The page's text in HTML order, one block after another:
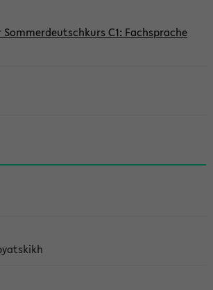
C1: Fachsprache